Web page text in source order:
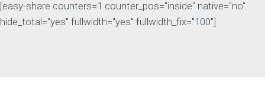
[easy-share counters=1 counter_pos="inside" native="no"
hide_total="yes" fullwidth="yes" fullwidth_fix="100"]